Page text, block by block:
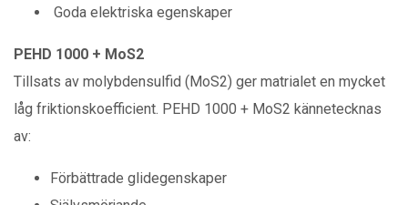
Goda elektriska egenskaper
PEHD 1000 + MoS2
Tillsats av molybdensulfid (MoS2) ger matrialet en mycket
låg friktionskoefficient. PEHD 1000 + MoS2 kännetecknas
av:
Förbättrade glidegenskaper